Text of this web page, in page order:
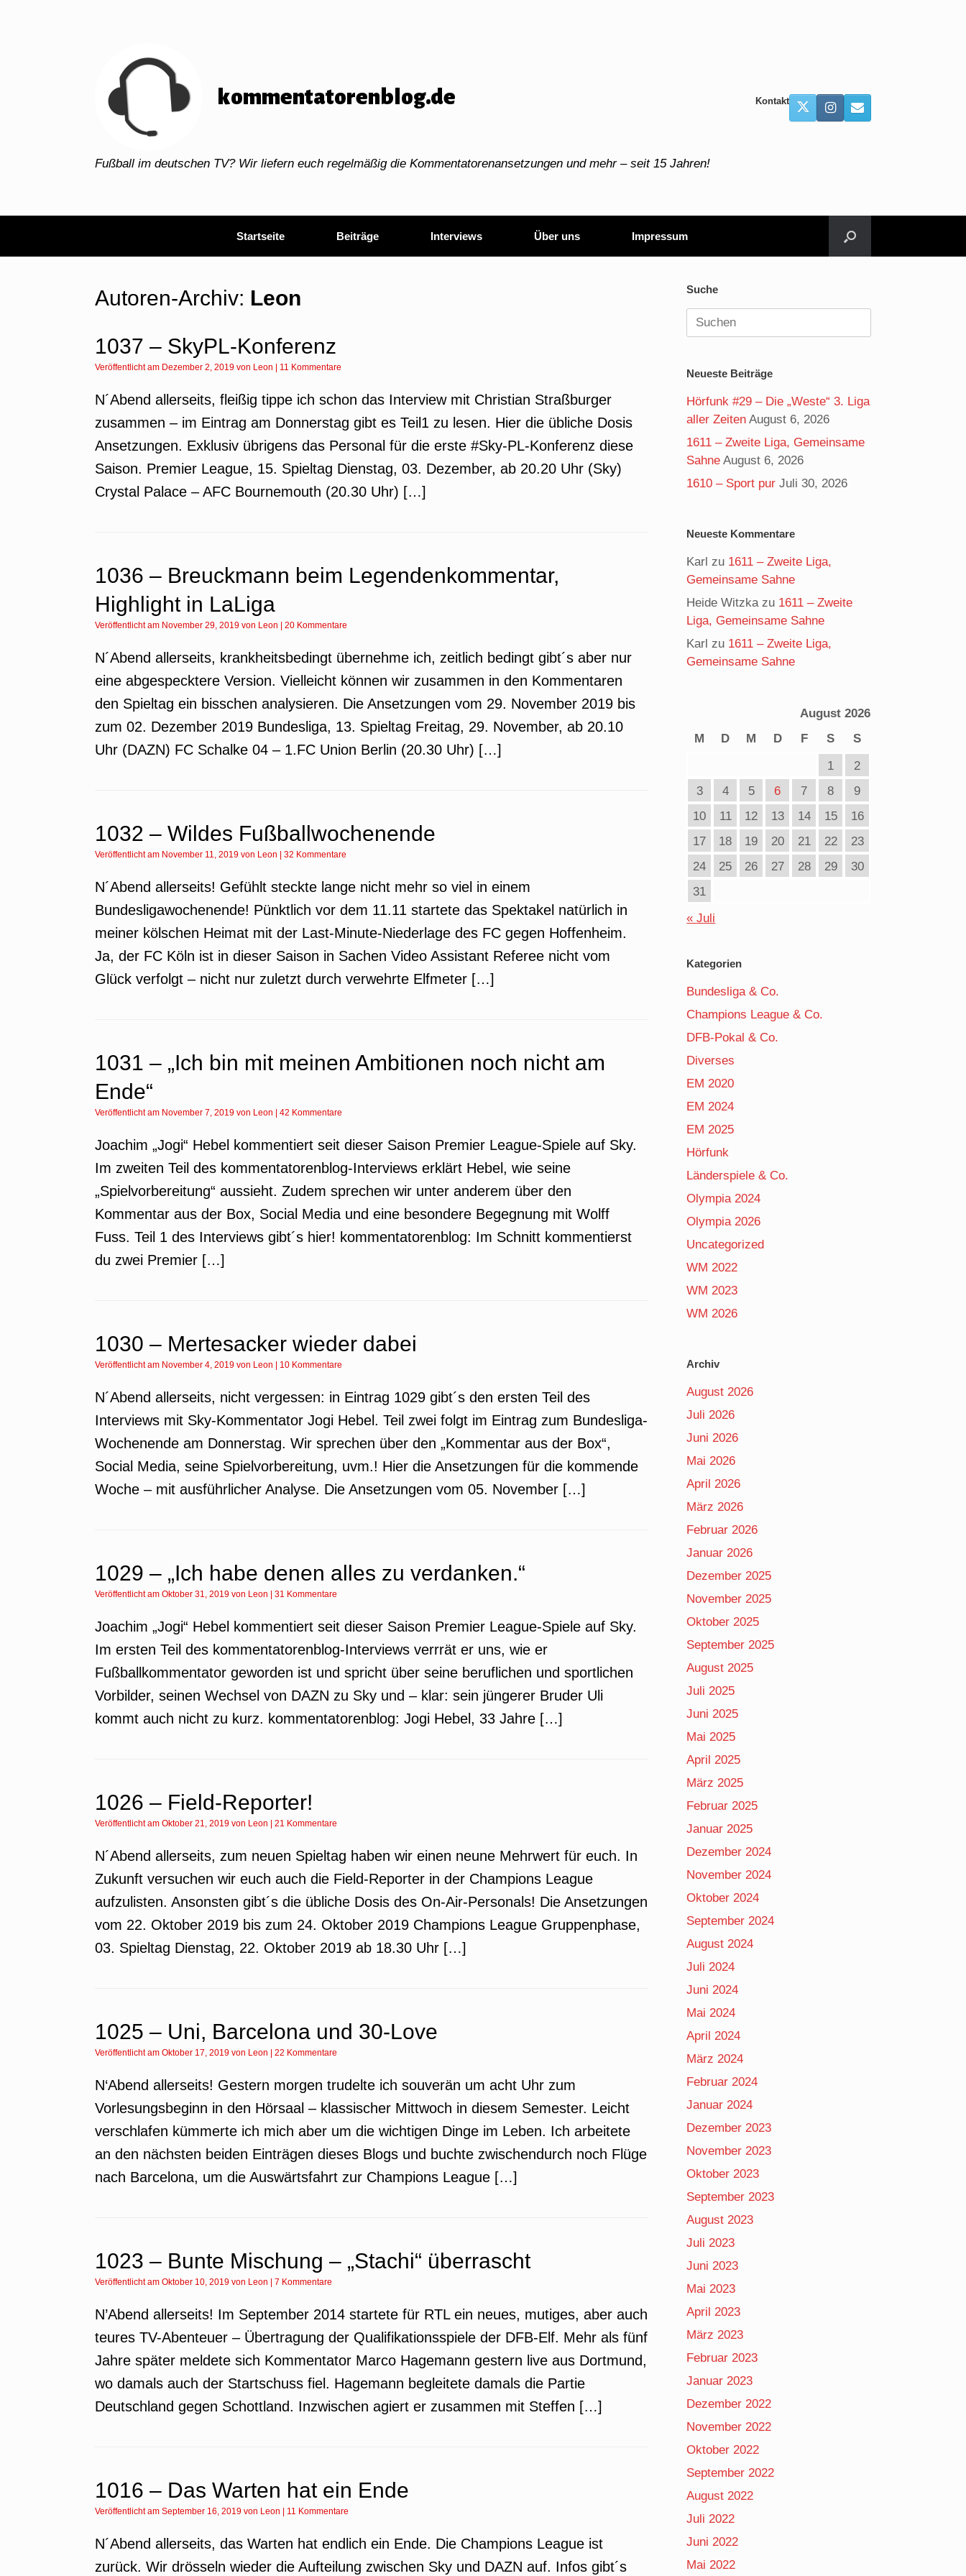
kommentatorenblog.de
Fußball im deutschen TV? Wir liefern euch regelmäßig die Kommentatorenansetzungen und mehr – seit 15 Jahren!
Kontakt
Startseite Beiträge Interviews Über uns Impressum
Autoren-Archiv: Leon
1037 – SkyPL-Konferenz
Veröffentlicht am Dezember 2, 2019 von Leon 11 Kommentare
N´Abend allerseits, fleißig tippe ich schon das Interview mit Christian Straßburger
zusammen – im Eintrag am Donnerstag gibt es Teil1 zu lesen. Hier die übliche Dosis
Ansetzungen. Exklusiv übrigens das Personal für die erste #Sky-PL-Konferenz diese
Saison. Premier League, 15. Spieltag Dienstag, 03. Dezember, ab 20.20 Uhr (Sky)
Crystal Palace – AFC Bournemouth (20.30 Uhr) […]
1036 – Breuckmann beim Legendenkommentar,
Highlight in LaLiga
Veröffentlicht am November 29, 2019 von Leon 20 Kommentare
N´Abend allerseits, krankheitsbedingt übernehme ich, zeitlich bedingt gibt´s aber nur
eine abgespecktere Version. Vielleicht können wir zusammen in den Kommentaren
den Spieltag ein bisschen analysieren. Die Ansetzungen vom 29. November 2019 bis
zum 02. Dezember 2019 Bundesliga, 13. Spieltag Freitag, 29. November, ab 20.10
Uhr (DAZN) FC Schalke 04 – 1.FC Union Berlin (20.30 Uhr) […]
1032 – Wildes Fußballwochenende
Veröffentlicht am November 11, 2019 von Leon 32 Kommentare
N´Abend allerseits! Gefühlt steckte lange nicht mehr so viel in einem
Bundesligawochenende! Pünktlich vor dem 11.11 startete das Spektakel natürlich in
meiner kölschen Heimat mit der Last-Minute-Niederlage des FC gegen Hoffenheim.
Ja, der FC Köln ist in dieser Saison in Sachen Video Assistant Referee nicht vom
Glück verfolgt – nicht nur zuletzt durch verwehrte Elfmeter […]
1031 – „Ich bin mit meinen Ambitionen noch nicht am
Ende“
Veröffentlicht am November 7, 2019 von Leon 42 Kommentare
Joachim „Jogi“ Hebel kommentiert seit dieser Saison Premier League-Spiele auf Sky.
Im zweiten Teil des kommentatorenblog-Interviews erklärt Hebel, wie seine
„Spielvorbereitung“ aussieht. Zudem sprechen wir unter anderem über den
Kommentar aus der Box, Social Media und eine besondere Begegnung mit Wolff
Fuss. Teil 1 des Interviews gibt´s hier! kommentatorenblog: Im Schnitt kommentierst
du zwei Premier […]
1030 – Mertesacker wieder dabei
Veröffentlicht am November 4, 2019 von Leon 10 Kommentare
N´Abend allerseits, nicht vergessen: in Eintrag 1029 gibt´s den ersten Teil des
Interviews mit Sky-Kommentator Jogi Hebel. Teil zwei folgt im Eintrag zum Bundesliga-
Wochenende am Donnerstag. Wir sprechen über den „Kommentar aus der Box“,
Social Media, seine Spielvorbereitung, uvm.! Hier die Ansetzungen für die kommende
Woche – mit ausführlicher Analyse. Die Ansetzungen vom 05. November […]
1029 – „Ich habe denen alles zu verdanken.“
Veröffentlicht am Oktober 31, 2019 von Leon 31 Kommentare
Joachim „Jogi“ Hebel kommentiert seit dieser Saison Premier League-Spiele auf Sky.
Im ersten Teil des kommentatorenblog-Interviews verrrät er uns, wie er
Fußballkommentator geworden ist und spricht über seine beruflichen und sportlichen
Vorbilder, seinen Wechsel von DAZN zu Sky und – klar: sein jüngerer Bruder Uli
kommt auch nicht zu kurz. kommentatorenblog: Jogi Hebel, 33 Jahre […]
1026 – Field-Reporter!
Veröffentlicht am Oktober 21, 2019 von Leon 21 Kommentare
N´Abend allerseits, zum neuen Spieltag haben wir einen neune Mehrwert für euch. In
Zukunft versuchen wir euch auch die Field-Reporter in der Champions League
aufzulisten. Ansonsten gibt´s die übliche Dosis des On-Air-Personals! Die Ansetzungen
vom 22. Oktober 2019 bis zum 24. Oktober 2019 Champions League Gruppenphase,
03. Spieltag Dienstag, 22. Oktober 2019 ab 18.30 Uhr […]
1025 – Uni, Barcelona und 30-Love
Veröffentlicht am Oktober 17, 2019 von Leon 22 Kommentare
N‘Abend allerseits! Gestern morgen trudelte ich souverän um acht Uhr zum
Vorlesungsbeginn in den Hörsaal – klassischer Mittwoch in diesem Semester. Leicht
verschlafen kümmerte ich mich aber um die wichtigen Dinge im Leben. Ich arbeitete
an den nächsten beiden Einträgen dieses Blogs und buchte zwischendurch noch Flüge
nach Barcelona, um die Auswärtsfahrt zur Champions League […]
1023 – Bunte Mischung – „Stachi“ überrascht
Veröffentlicht am Oktober 10, 2019 von Leon 7 Kommentare
N’Abend allerseits! Im September 2014 startete für RTL ein neues, mutiges, aber auch
teures TV-Abenteuer – Übertragung der Qualifikationsspiele der DFB-Elf. Mehr als fünf
Jahre später meldete sich Kommentator Marco Hagemann gestern live aus Dortmund,
wo damals auch der Startschuss fiel. Hagemann begleitete damals die Partie
Deutschland gegen Schottland. Inzwischen agiert er zusammen mit Steffen […]
1016 – Das Warten hat ein Ende
Veröffentlicht am September 16, 2019 von Leon 11 Kommentare
N´Abend allerseits, das Warten hat endlich ein Ende. Die Champions League ist
zurück. Wir drösseln wieder die Aufteilung zwischen Sky und DAZN auf. Infos gibt´s
Suche
Suchen
nach:
Neueste Beiträge
Hörfunk #29 – Die „Weste“ 3. Liga
aller Zeiten August 6, 2026
1611 – Zweite Liga, Gemeinsame
Sahne August 6, 2026
1610 – Sport pur Juli 30, 2026
Neueste Kommentare
Karl zu 1611 – Zweite Liga,
Gemeinsame Sahne
Heide Witzkazu 1611 – Zweite
Liga, Gemeinsame Sahne
Karl zu 1611 – Zweite Liga,
Gemeinsame Sahne
August 2026
M
D M D F S
S
1
2
3
4 5 6 7 8
9
10
11 12 13 14 15
16
17
18 19 20 21 22
23
24
25 26 27 28 29
30
31
« Juli
Kategorien
Bundesliga & Co.
Champions League & Co.
DFB-Pokal & Co.
Diverses
EM 2020
EM 2024
EM 2025
Hörfunk
Länderspiele & Co.
Olympia 2024
Olympia 2026
Uncategorized
WM 2022
WM 2023
WM 2026
Archiv
August 2026
Juli 2026
Juni 2026
Mai 2026
April 2026
März 2026
Februar 2026
Januar 2026
Dezember 2025
November 2025
Oktober 2025
September 2025
August 2025
Juli 2025
Juni 2025
Mai 2025
April 2025
März 2025
Februar 2025
Januar 2025
Dezember 2024
November 2024
Oktober 2024
September 2024
August 2024
Juli 2024
Juni 2024
Mai 2024
April 2024
März 2024
Februar 2024
Januar 2024
Dezember 2023
November 2023
Oktober 2023
September 2023
August 2023
Juli 2023
Juni 2023
Mai 2023
April 2023
März 2023
Februar 2023
Januar 2023
Dezember 2022
November 2022
Oktober 2022
September 2022
August 2022
Juli 2022
Juni 2022
Mai 2022